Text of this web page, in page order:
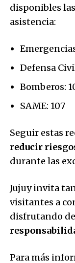
disponibles
asistencia:
Defensa
Bomberos:
SAME: 107
Seguir estas
reducir
durante las
Jujuy invita
visitantes a
disfrutando
Para más